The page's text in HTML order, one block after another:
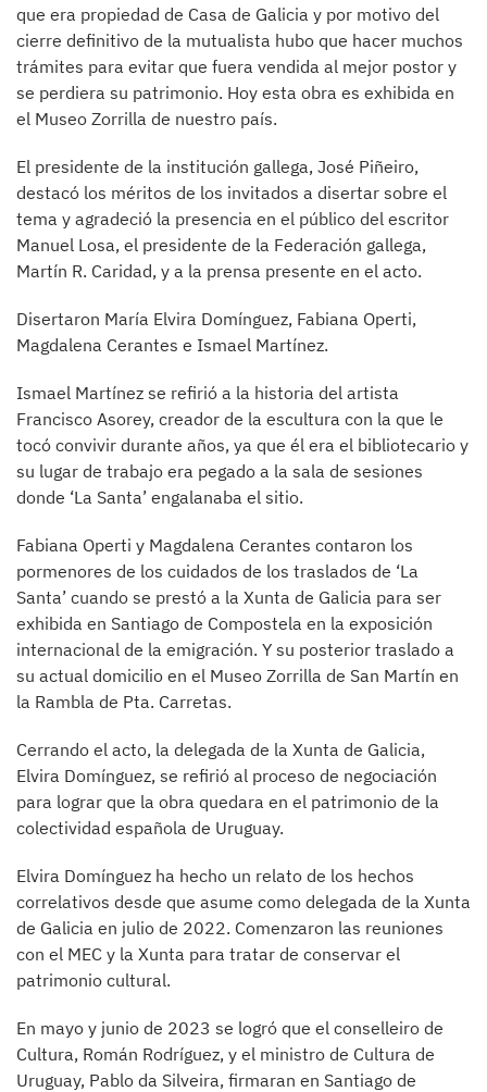
que era propiedad de Casa de Galicia y por motivo del
cierre definitivo de la mutualista hubo que hacer muchos
trámites para evitar que fuera vendida al mejor postor y
se perdiera su patrimonio. Hoy esta obra es exhibida en
el Museo Zorrilla de nuestro país.
El presidente de la institución gallega, José Piñeiro,
destacó los méritos de los invitados a disertar sobre el
tema y agradeció la presencia en el público del escritor
Manuel Losa, el presidente de la Federación gallega,
Martín R. Caridad, y a la prensa presente en el acto.
Disertaron María Elvira Domínguez, Fabiana Operti,
Magdalena Cerantes e Ismael Martínez.
Ismael Martínez se refirió a la historia del artista
Francisco Asorey, creador de la escultura con la que le
tocó convivir durante años, ya que él era el bibliotecario y
su lugar de trabajo era pegado a la sala de sesiones
donde ‘La Santa’ engalanaba el sitio.
Fabiana Operti y Magdalena Cerantes contaron los
pormenores de los cuidados de los traslados de ‘La
Santa’ cuando se prestó a la Xunta de Galicia para ser
exhibida en Santiago de Compostela en la exposición
internacional de la emigración. Y su posterior traslado a
su actual domicilio en el Museo Zorrilla de San Martín en
la Rambla de Pta. Carretas.
Cerrando el acto, la delegada de la Xunta de Galicia,
Elvira Domínguez, se refirió al proceso de negociación
para lograr que la obra quedara en el patrimonio de la
colectividad española de Uruguay.
Elvira Domínguez ha hecho un relato de los hechos
correlativos desde que asume como delegada de la Xunta
de Galicia en julio de 2022. Comenzaron las reuniones
con el MEC y la Xunta para tratar de conservar el
patrimonio cultural.
En mayo y junio de 2023 se logró que el conselleiro de
Cultura, Román Rodríguez, y el ministro de Cultura de
Uruguay, Pablo da Silveira, firmaran en Santiago de